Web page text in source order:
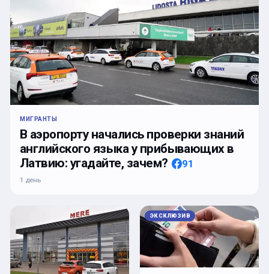
МИГРАНТЫ
В аэропорту начались проверки знаний
английского языка у прибывающих в
Латвию: угадайте, зачем?
91
1 день
ЭКСКЛЮЗИВ